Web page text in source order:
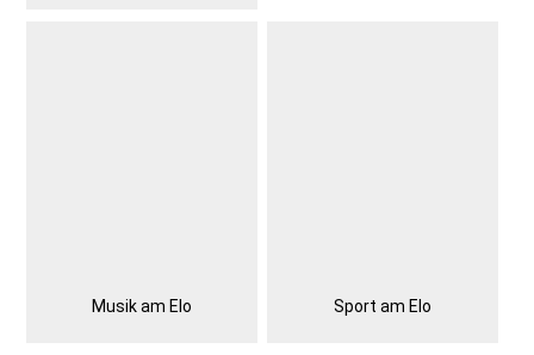
Musik am Elo Sport am Elo